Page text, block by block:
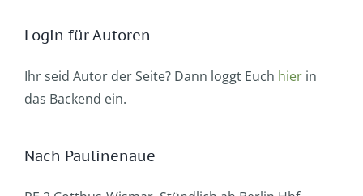
Login für Autoren
Ihr seid Autor der Seite? Dann loggt Euch hier in
das Backend ein.
Nach Paulinenaue